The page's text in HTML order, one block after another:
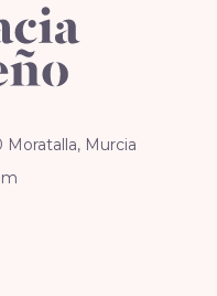
Moratalla, Murcia